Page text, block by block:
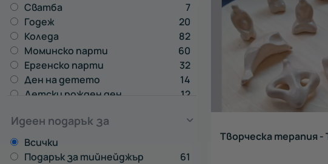
Сватба
7
Годеж
20
Коледа
82
Моминско парти
60
Ергенско парти
32
Ден на детето
14
Детски рожден ден
12
Идеен подарък за
Всички
Подарък за тийнейджър
61
Творческа терапия